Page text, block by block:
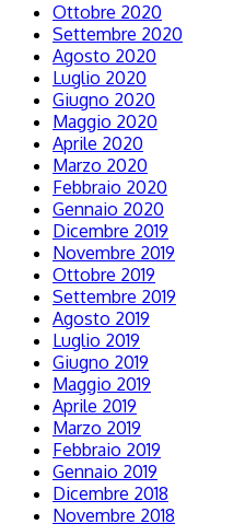
Ottobre 2020
Settembre 2020
Agosto 2020
Luglio 2020
Giugno 2020
Maggio 2020
Aprile 2020
Marzo 2020
Febbraio 2020
Gennaio 2020
Dicembre 2019
Novembre 2019
Ottobre 2019
Settembre 2019
Agosto 2019
Luglio 2019
Giugno 2019
Maggio 2019
Aprile 2019
Marzo 2019
Febbraio 2019
Gennaio 2019
Dicembre 2018
Novembre 2018